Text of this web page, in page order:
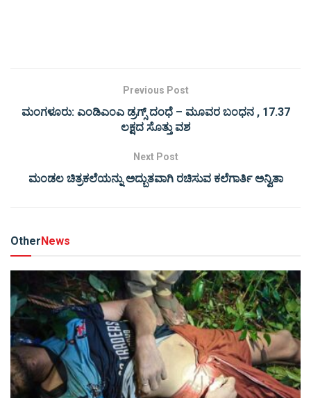
Previous Post
ಮಂಗಳೂರು: ಎಂಡಿಎಂಎ ಡ್ರಗ್ಸ್ ದಂಧೆ – ಮೂವರ ಬಂಧನ , 17.37
ಲಕ್ಷದ ಸೊತ್ತು ವಶ
Next Post
ಮಂಡಲ ಚಿತ್ರಕಲೆಯನ್ನು ಅದ್ಬುತವಾಗಿ ರಚಿಸುವ ಕಲೆಗಾರ್ತಿ ಅನ್ವಿತಾ
OtherNews